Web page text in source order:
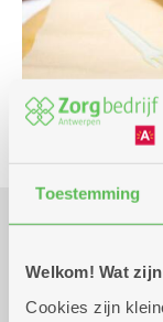
Toestemming
Welkom! Wat zijn
Cookies zijn
Praktisch